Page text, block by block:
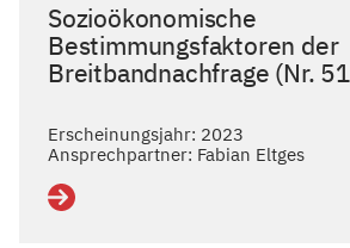
Sozioökonomische
Bestimmungsfaktoren der
Breitbandnachfrage (Nr.
Erscheinungsjahr: 2023
Ansprechpartner: Fabian Eltges
Details